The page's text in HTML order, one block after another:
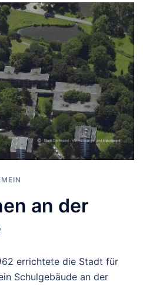
an der
errichtete die Stadt für
Schulgebäude an der